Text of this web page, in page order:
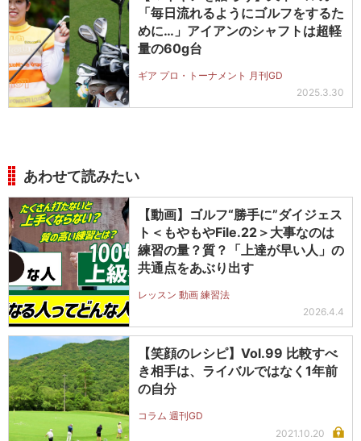
「毎日流れるようにゴルフをするた
めに…」アイアンのシャフトは超軽
量の60g台
ギア プロ・トーナメント 月刊GD
2025.3.30
あわせて読みたい
【動画】ゴルフ“勝手に”ダイジェス
ト＜もやもやFile.22＞大事なのは
練習の量？質？「上達が早い人」の
共通点をあぶり出す
レッスン 動画 練習法
2026.4.4
【笑顔のレシピ】Vol.99 比較すべ
き相手は、ライバルではなく1年前
の自分
コラム 週刊GD
2021.10.20